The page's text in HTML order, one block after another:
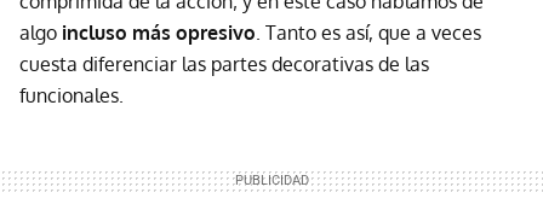
algo incluso más opresivo. Tanto es así, que a veces
cuesta diferenciar las partes decorativas de las
funcionales.